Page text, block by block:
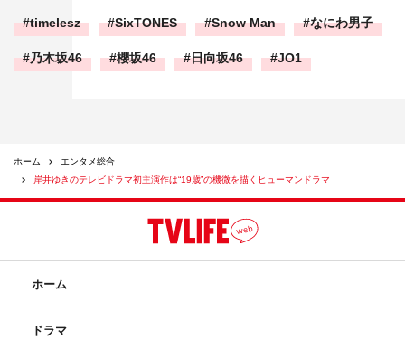
timelesz SixTONES Snow Man なにわ男子
乃木坂46 櫻坂46 日向坂46 JO1
ホーム
エンタメ総合
岸井ゆきのテレビドラマ初主演作は“19歳”の機微を描くヒューマンドラマ
ホーム
ドラマ